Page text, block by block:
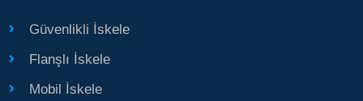
Güvenlikli İskele
Flanşlı İskele
Mobil İskele